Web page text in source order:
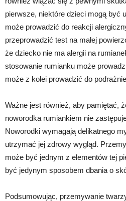
pierwsze, niektóre dzieci mogą być
może prowadzić do reakcji
przeprowadzić test na małej
że dziecko nie ma alergii na
stosowanie rumianku może
może z kolei prowadzić do
Ważne jest również, aby pamiętać,
noworodka rumiankiem nie
Noworodki wymagają delikatnego
utrzymać jej zdrowy wygląd.
może być jednym z elementów tej
być jedynym sposobem dbania o
Podsumowując, przemywanie